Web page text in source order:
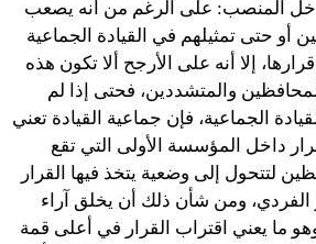
داخل المنصب: على الرغم من أنه يصعب
أو حتى تمثيلهم في القيادة الجماعية
إلا أنه على الأرجح ألا تكون هذه
والمتشددين، فحتى إذا لم
الجماعية، فإن جماعية القيادة تعني
داخل المؤسسة الأولى التي تقع
لتتحول إلى وضعية يتخذ فيها القرار
الفردي، ومن شأن ذلك أن يخلق آراء
ما يعني اقتراب القرار في أعلى قمة